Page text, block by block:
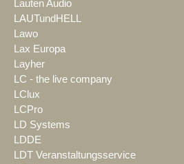
Lauten Audio
LAUTundHELL
Lawo
Lax Europa
Layher
LC - the live company
LClux
LCPro
LD Systems
LDDE
LDT Veranstaltungsservice